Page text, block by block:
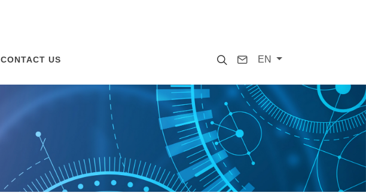
SearchContact
EN
CONTACT US